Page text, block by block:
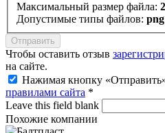
Максимальный размер файла:
Допустимые типы файлов:
Чтобы оставить отзыв
на сайте.
Нажимая кнопку
правилами сайта *
Leave this field blank
Похожие компании